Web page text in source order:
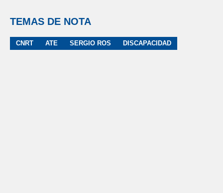
TEMAS DE NOTA
CNRT ATE SERGIO ROS DISCAPACIDAD